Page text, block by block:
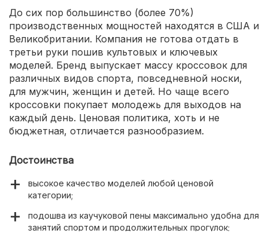
До сих пор большинство (более 70%)
производственных мощностей находятся в США и
Великобритании. Компания не готова отдать в
третьи руки пошив культовых и ключевых
моделей. Бренд выпускает массу кроссовок для
различных видов спорта, повседневной носки,
для мужчин, женщин и детей. Но чаще всего
кроссовки покупает молодежь для выходов на
каждый день. Ценовая политика, хоть и не
бюджетная, отличается разнообразием.
Достоинства
высокое качество моделей любой ценовой
категории;
подошва из каучуковой пены максимально удобна для
занятий спортом и продолжительных прогулок;